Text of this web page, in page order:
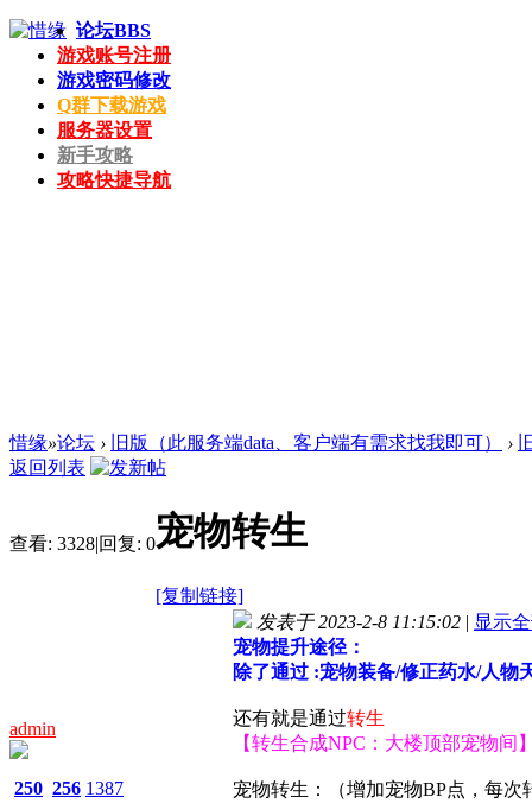
论坛BBS
游戏账号注册
游戏密码修改
Q群下载游戏
服务器设置
新手攻略
攻略快捷导航
惜缘»论坛 › 旧版（此服务端data、客户端有需求找我即可） ›
返回列表
查看: 3328|回复: 0宠物转生
[复制链接]
admin
250 256 1387
发表于 2023-2-8 11:15:02 | 显示
宠物提升途径：
除了通过 :宠物装备/修正药水/人物
还有就是通过转生
【转生合成NPC：大楼顶部宠物间
宠物转生：（增加宠物BP点，每次